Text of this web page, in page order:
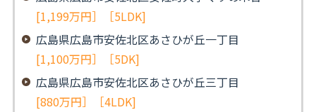
[1,199万円］［5LDK]
広島県広島市安佐北区あさひが丘一丁目
[1,100万円］［5DK]
広島県広島市安佐北区あさひが丘三丁目
[880万円］［4LDK]